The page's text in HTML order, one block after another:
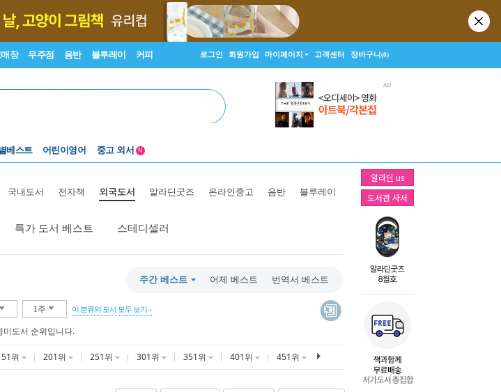
장 우주점 음반 블루레이 커피 로그인 회원가입 마이페이지 고객센터 장바구니(0)
베스트
어린이영어
중고 외서
중고 외서
N
알라딘 us
도서관 사서
국내도서 전자책 외국도서 알라딘굿즈 온라인중고 음반 블루레이
특가 도서 베스트 스테디셀러
주간 베스트 어제 베스트 번역서 베스트
1주 이 분류의 도서 모두 보기
미도서 순위입니다.
위 201위 251위 301위 351위 401위 451위